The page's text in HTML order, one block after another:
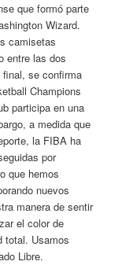
que formó parte
Wizard.
camisetas
entre las dos
se confirma
Champions
participa en una
a medida que
la FIBA ha
por
que hemos
nuevos
manera de sentir
el color de
total. Usamos
Libre.